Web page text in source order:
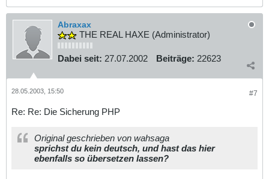
Abraxax
THE REAL HAXE (Administrator)
Dabei seit: 27.07.2002 Beiträge: 22623
#7
28.05.2003, 15:50
Re: Re: Die Sicherung PHP
Original geschrieben von wahsaga
sprichst du kein deutsch, und hast das hier
ebenfalls so übersetzen lassen?